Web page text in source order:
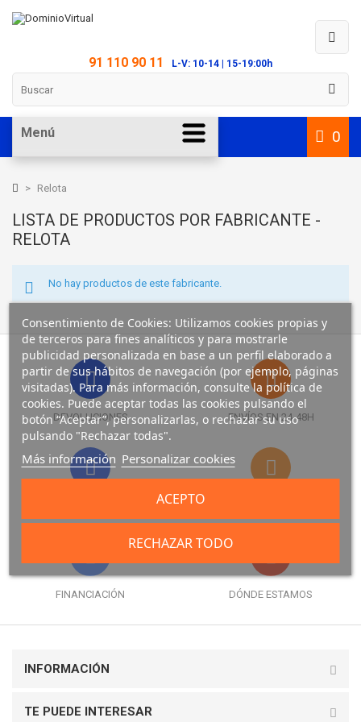
91 110 90 11 L-V: 10-14 | 15-19:00h
0
Menú
> Relota
LISTA DE PRODUCTOS POR FABRICANTE -
RELOTA
No hay productos de este fabricante.
DEVOLUCIONES ENVÍOS EN 24-48H
FINANCIACIÓN DÓNDE ESTAMOS
INFORMACIÓN
TE PUEDE INTERESAR
Consentimiento de Cookies: Utilizamos cookies propias y
de terceros para fines analíticos y para mostrarle
publicidad personalizada en base a un perfil elaborado a
partir de sus hábitos de navegación (por ejemplo, páginas
visitadas). Para más información, consulte la política de
cookies. Puede aceptar todas las cookies pulsando el
botón “Aceptar”, personalizarlas, o rechazar su uso
pulsando "Rechazar todas".
Más información Personalizar cookies
RECHAZAR TODO
ACEPTO